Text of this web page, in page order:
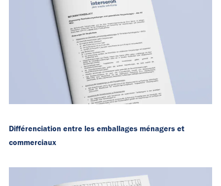
Différenciation entre les emballages ménagers et
commerciaux